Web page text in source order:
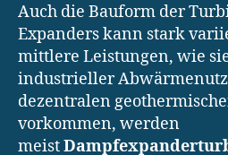
Auch die Bauform der
Expanders kann stark
mittlere Leistungen, wie
industrieller
dezentralen
vorkommen, werden
meist